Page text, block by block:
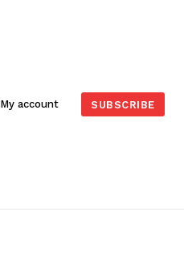
My account SUBSCRIBE